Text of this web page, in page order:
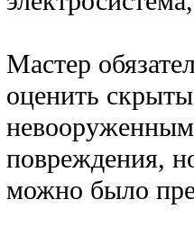
Мастер
оценить
повреждения,
можно было